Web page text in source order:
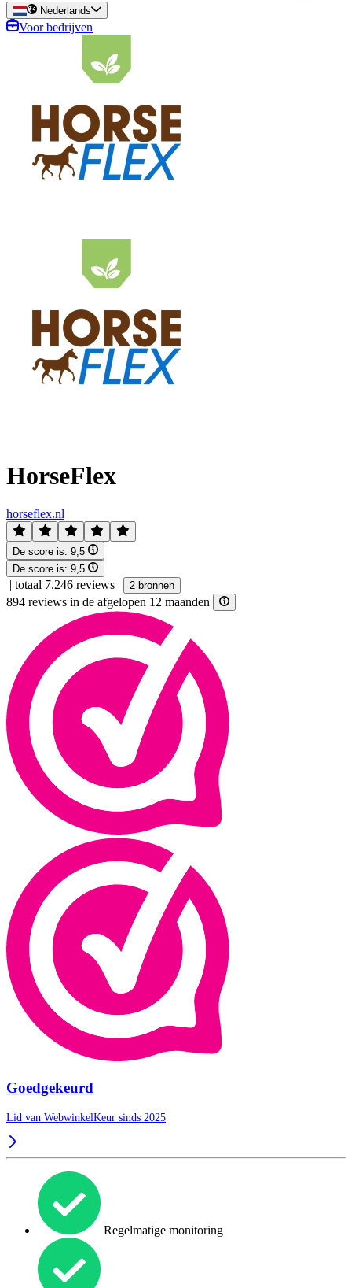
Nederlands
Voor bedrijven
HorseFlex
horseflex.nl
De score is: 9,5
De score is: 9,5
| totaal 7.246 reviews | 2 bronnen
894 reviews in de afgelopen 12 maanden
Goedgekeurd
Lid van WebwinkelKeur sinds 2025
Regelmatige monitoring